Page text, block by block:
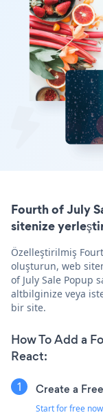
Fourth of July
sitenize
Özelleştirilmiş
oluşturun, web
of July Sale Popup
altbilginize veya
bir site.
How To Add a
React:
Create a
Start for free now